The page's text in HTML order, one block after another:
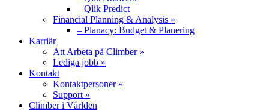
– Qlik Predict
Financial Planning & Analysis »
– Planacy: Budget & Planering
Karriär
Att Arbeta på Climber »
Lediga jobb »
Kontakt
Kontaktpersoner »
Support »
Climber i Världen